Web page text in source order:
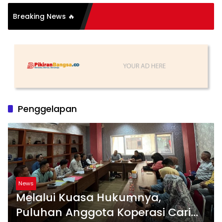
Breaking News 🔥
Organisasi: Antara
dan Substansi
Penggelapan
News
Melalui Kuasa Hukumnya,
Puluhan Anggota Koperasi Cari